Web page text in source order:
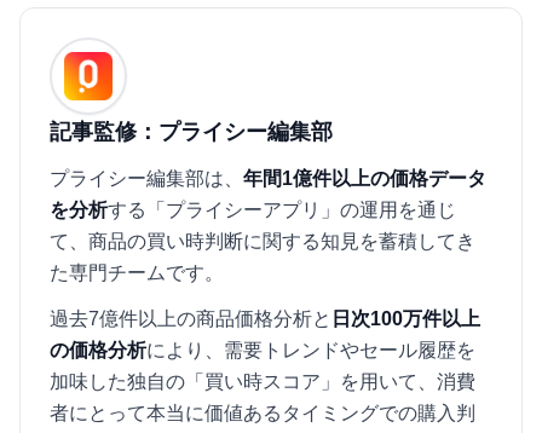
記事監修：プライシー編集部
プライシー編集部は、 年間1億件以上の価格データ
を分析する「プライシーアプリ」の運用を通じ
て、商品の買い時判断に関する知見を蓄積してき
た専門チームです。
過去7億件以上の商品価格分析と 日次100万件以上
の価格分析により、需要トレンドやセール履歴を
加味した独自の「買い時スコア」を用いて、消費
者にとって本当に価値あるタイミングでの購入判